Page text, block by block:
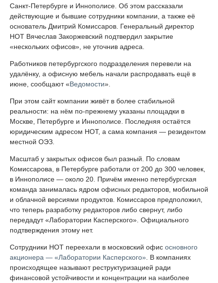
Санкт-Петербурге и Иннополисе. Об этом рассказали
действующие и бывшие сотрудники компании, а также её
основатель Дмитрий Комиссаров. Генеральный директор
НОТ Вячеслав Закоржевский подтвердил закрытие
«нескольких офисов», не уточнив адреса.
Работников петербургского подразделения перевели на
удалёнку, а офисную мебель начали распродавать ещё в
июне, сообщают «Ведомости».
При этом сайт компании живёт в более стабильной
реальности: на нём по-прежнему указаны площадки в
Москве, Петербурге и Иннополисе. Последняя остаётся
юридическим адресом НОТ, а сама компания — резидентом
местной ОЭЗ.
Масштаб у закрытых офисов был разный. По словам
Комиссарова, в Петербурге работали от 200 до 300 человек,
в Иннополисе — около 20. Причём именно петербургская
команда занималась ядром офисных редакторов, мобильной
и облачной версиями продуктов. Комиссаров предположил,
что теперь разработку редакторов либо свернут, либо
передадут «Лаборатории Касперского». Официального
подтверждения этому нет.
Сотрудники НОТ переехали в московский офис основного
акционера — «Лаборатории Касперского» . В компаниях
происходящее называют реструктуризацией ради
финансовой устойчивости и концентрации на наиболее